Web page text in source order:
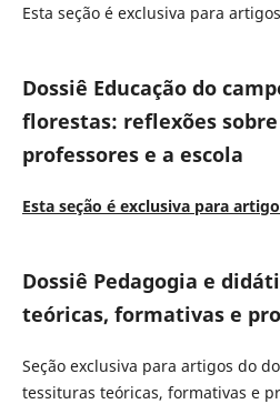
Esta seção é exclusiva para
Dossiê Educação do
florestas: reflexões
professores e a escola
Esta seção é exclusiva para
Dossiê Pedagogia e
teóricas, formativas e
Seção exclusiva para artigos do
tessituras teóricas, formativas e